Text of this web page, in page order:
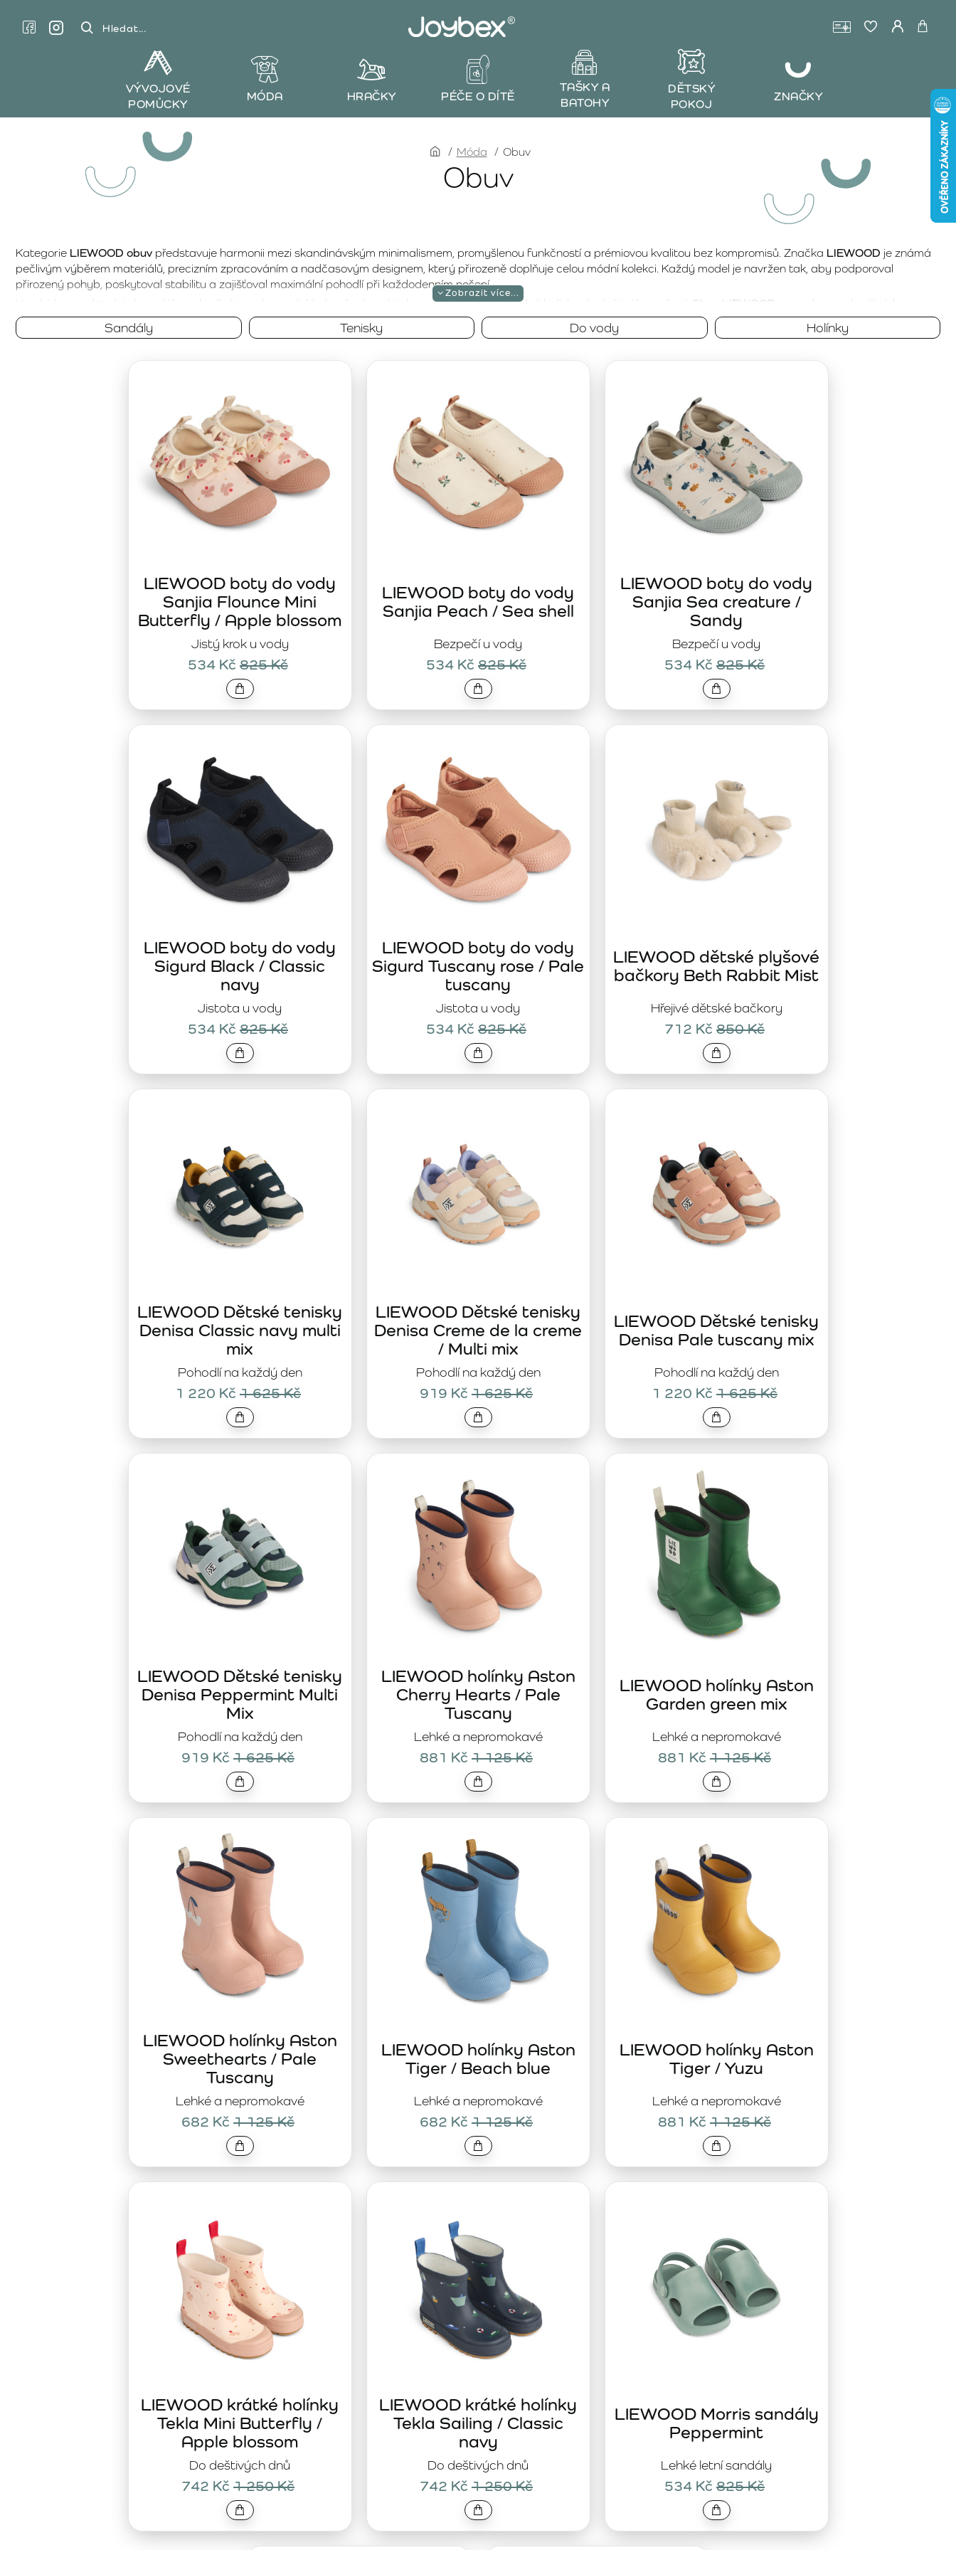
Hledat...
VÝVOJOVÉ
POMŮCKY
MÓDA HRAČKY PÉČE O DÍTĚ
TAŠKY A
BATOHY
DĚTSKÝ
POKOJ
ZNAČKY
Obuv
homeMóda Obuv
Kategorie LIEWOOD obuv představuje harmonii mezi skandinávským minimalismem, promyšlenou funkčností a prémiovou kvalitou bez kompromisů. Značka LIEWOOD je známá
pečlivým výběrem materiálů, precizním zpracováním a nadčasovým designem, který přirozeně doplňuje celou módní kolekci. Každý model je navržen tak, aby podporoval
přirozený pohyb, poskytoval stabilitu a zajišťoval maximální pohodlí při každodenním nošení.
V nabídce najdete letní sandály, pohodlné tenisky pro běžné nošení, praktickou obuv do vody i odolné holínky do deštivého počasí.
Obuv LIEWOOD je vyrobena z kvalitních a
zdravotně nezávadných materiálů, které jsou příjemné na nošení a zároveň dostatečně odolné proti každodennímu opotřebení. Ergonomické tvary, flexibilní podrážky a
promyšlené zapínání zajišťují stabilitu a komfort při každém kroku.
životnosti. Nadčasový design umožňuje snadné kombinování s dalšími kousky z kolekce a zaručuje, že obuv bude spolehlivým společníkem během aktivních dnů plných pohybu,
Sandály Tenisky Do vody Holínky
Jistý krok u vody
LIEWOOD boty do vody
Sanjia Flounce Mini
Butterfly / Apple blossom
534 Kč 825 Kč
Bezpečí u vody
LIEWOOD boty do vody
Sanjia Peach / Sea shell
534 Kč 825 Kč
Bezpečí u vody
LIEWOOD boty do vody
Sanjia Sea creature /
Sandy
534 Kč 825 Kč
Jistota u vody
LIEWOOD boty do vody
Sigurd Black / Classic
navy
534 Kč 825 Kč
Jistota u vody
LIEWOOD boty do vody
Sigurd Tuscany rose / Pale
tuscany
534 Kč 825 Kč
Hřejivé dětské bačkory
LIEWOOD dětské plyšové
bačkory Beth Rabbit Mist
712 Kč 850 Kč
Pohodlí na každý den
LIEWOOD Dětské tenisky
Denisa Classic navy multi
mix
1 220 Kč 1 625 Kč
Pohodlí na každý den
LIEWOOD Dětské tenisky
Denisa Creme de la creme
/ Multi mix
919 Kč 1 625 Kč
Pohodlí na každý den
LIEWOOD Dětské tenisky
Denisa Pale tuscany mix
1 220 Kč 1 625 Kč
Pohodlí na každý den
LIEWOOD Dětské tenisky
Denisa Peppermint Multi
Mix
919 Kč 1 625 Kč
Lehké a nepromokavé
LIEWOOD holínky Aston
Cherry Hearts / Pale
Tuscany
881 Kč 1 125 Kč
Lehké a nepromokavé
LIEWOOD holínky Aston
Garden green mix
881 Kč 1 125 Kč
Lehké a nepromokavé
LIEWOOD holínky Aston
Sweethearts / Pale
Tuscany
682 Kč 1 125 Kč
Lehké a nepromokavé
LIEWOOD holínky Aston
Tiger / Beach blue
682 Kč 1 125 Kč
Lehké a nepromokavé
LIEWOOD holínky Aston
Tiger / Yuzu
881 Kč 1 125 Kč
Do deštivých dnů
LIEWOOD krátké holínky
Tekla Mini Butterfly /
Apple blossom
742 Kč 1 250 Kč
Do deštivých dnů
LIEWOOD krátké holínky
Tekla Sailing / Classic
navy
742 Kč 1 250 Kč
Lehké letní sandály
LIEWOOD Morris sandály
Peppermint
534 Kč 825 Kč